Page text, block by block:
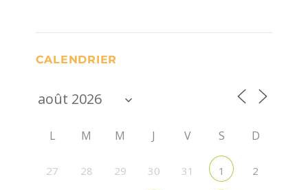
CALENDRIER
L M M J V S D
27 28 29 30 31 1 2